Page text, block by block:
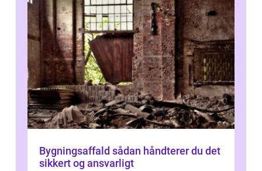
Bygningsaffald sådan håndterer du det
sikkert og ansvarligt